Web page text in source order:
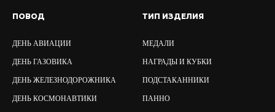
ПОВОД
ДЕНЬ АВИАЦИИ
ДЕНЬ ГАЗОВИКА
ДЕНЬ ЖЕЛЕЗНОДОРОЖНИКА
ДЕНЬ КОСМОНАВТИКИ
ТИП ИЗДЕЛИЯ
МЕДАЛИ
НАГРАДЫ И КУБКИ
ПОДСТАКАННИКИ
ПАННО